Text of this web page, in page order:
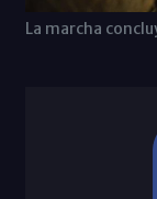
La marcha